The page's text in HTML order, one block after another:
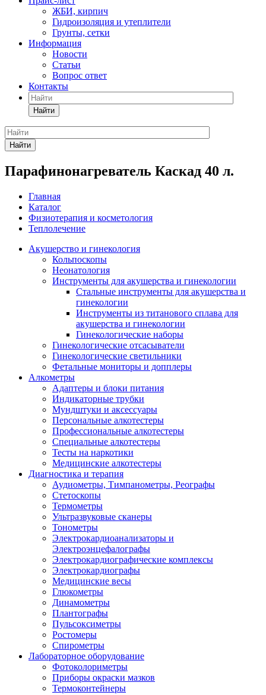
ЖБИ, кирпич
Гидроизоляция и утеплители
Грунты, сетки
Информация
Новости
Статьи
Вопрос ответ
Контакты
Найти
Найти
Парафинонагреватель Каскад 40 л.
Главная
Каталог
Физиотерапия и косметология
Теплолечение
Акушерство и гинекология
Кольпоскопы
Неонатология
Инструменты для акушерства и гинекологии
Стальные инструменты для акушерства и
гинекологии
Инструменты из титанового сплава для
акушерства и гинекологии
Гинекологические наборы
Гинекологические отсасыватели
Гинекологические светильники
Фетальные мониторы и допплеры
Алкометры
Адаптеры и блоки питания
Индикаторные трубки
Мундштуки и аксессуары
Персональные алкотестеры
Профессиональные алкотестеры
Специальные алкотестеры
Тесты на наркотики
Медицинские алкотестеры
Диагностика и терапия
Аудиометры, Тимпанометры, Реографы
Стетоскопы
Термометры
Ультразвуковые сканеры
Тонометры
Электрокардиоанализаторы и
Электроэнцефалографы
Электрокардиографические комплексы
Электрокардиографы
Медицинские весы
Глюкометры
Динамометры
Плантографы
Пульсоксиметры
Ростомеры
Спирометры
Лабораторное оборудование
Фотоколориметры
Приборы окраски мазков
Термоконтейнеры